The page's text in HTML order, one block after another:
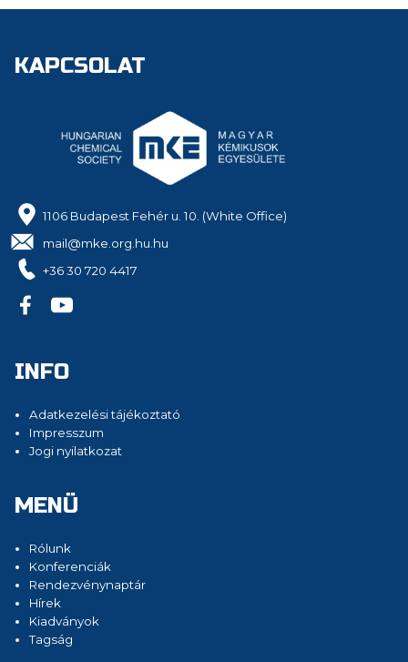
KAPCSOLAT
1106 Budapest Fehér u. 10. (White Office)
mail@mke.org.hu.hu
+36 30 720 4417
INFO
Adatkezelési tájékoztató
Impresszum
Jogi nyilatkozat
MENÜ
Rólunk
Konferenciák
Rendezvénynaptár
Hírek
Kiadványok
Tagság